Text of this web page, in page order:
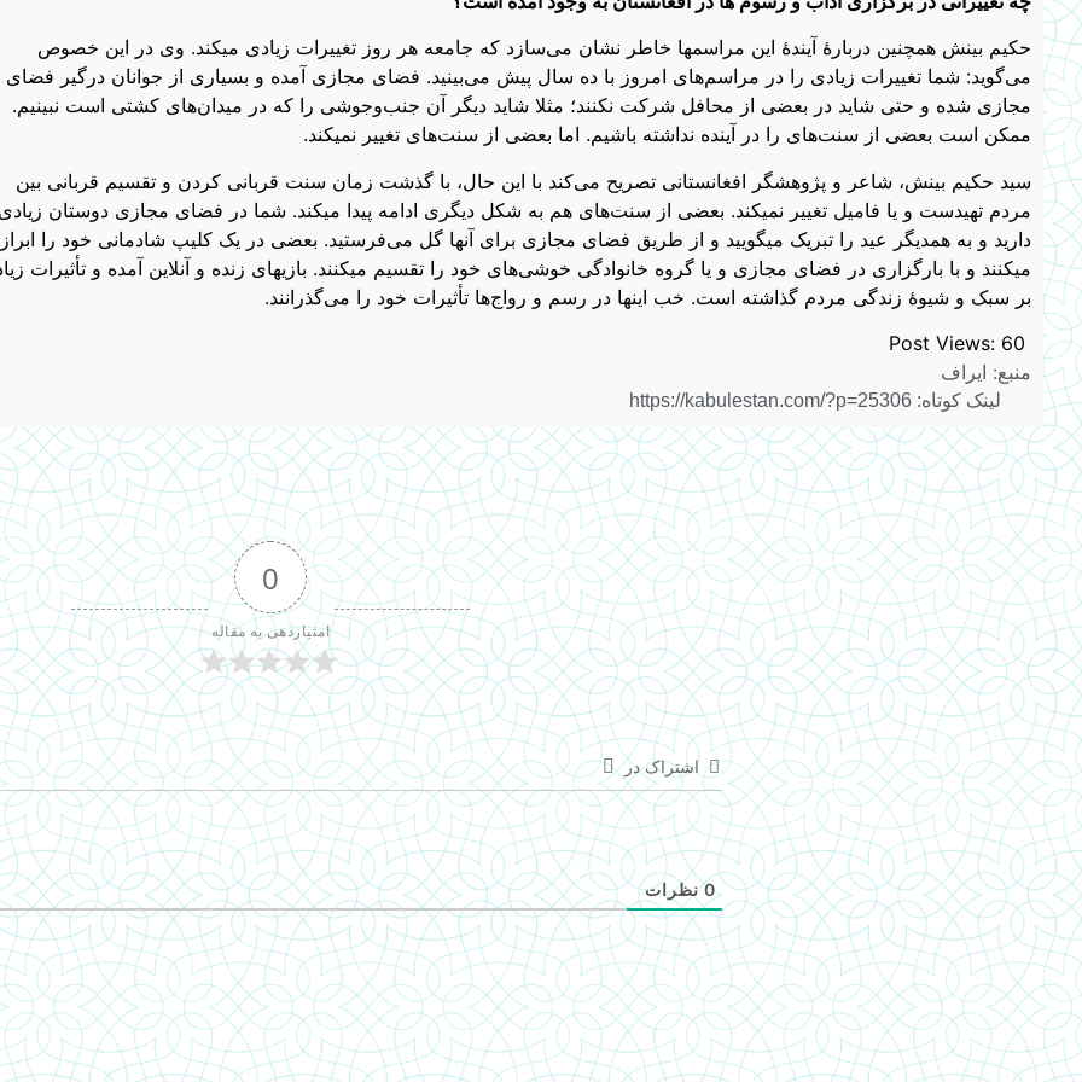
حکیم بینش همچنین دربارۀ آیندۀ این مراسمها خاطر نشان می‌سازد که جامعه هر روز تغییرات زیادی میکند. وی در این خصوص
می‌گوید: شما تغییرات زیادی را در مراسم‌های امروز با ده سال پیش می‌بینید. فضای مجازی آمده و بسیاری از جوانان درگیر فضای
مجازی شده و حتی شاید در بعضی از محافل شرکت نکنند؛ مثلا شاید دیگر آن جنب‌وجوشی را که در میدان‌های کشتی است نبینیم.
ممکن است بعضی از سنت‌های را در آینده نداشته باشیم. اما بعضی از سنت‌های تغییر نمیکند.
سید حکیم بینش، شاعر و پژوهشگر افغانستانی تصریح می‌کند با این حال، با گذشت زمان سنت قربانی کردن و تقسیم قربانی بین
مردم تهیدست و یا فامیل تغییر نمیکند. بعضی از سنت‌های هم به شکل دیگری ادامه پیدا میکند. شما در فضای مجازی دوستان
دارید و به همدیگر عید را تبریک میگویید و از طریق فضای مجازی برای آنها گل می‌فرستید. بعضی در یک کلیپ شادمانی خود را ابراز
میکنند و با بارگزاری در فضای مجازی و یا گروه خانوادگی خوشی‌های خود را تقسیم میکنند. بازیهای زنده و آنلاین آمده و تأثیرات
بر سبک و شیوۀ زندگی مردم گذاشته است. خب اینها در رسم و رواج‌ها تأثیرات خود را می‌گذرانند.
Post Views: 60
منبع: ایراف
لینک کوتاه: https://kabulestan.com/?p=25306
0
امتیازدهی به مقاله
اشتراک در
0نظرات